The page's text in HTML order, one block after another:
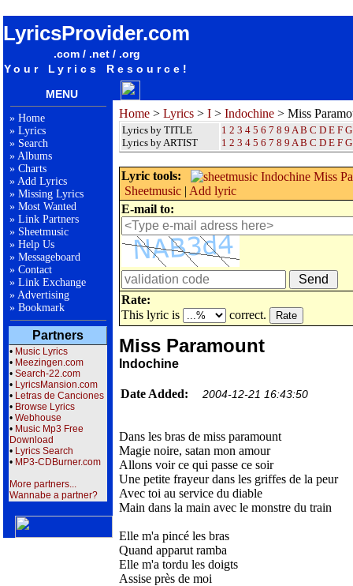
LyricsProvider.com
.com / .net / .org
Your Lyrics Resource!
MENU
» Home
» Lyrics
» Search
» Albums
» Charts
» Add Lyrics
» Missing Lyrics
» Most Wanted
» Link Partners
» Sheetmusic
» Help Us
» Messageboard
» Contact
» Link Exchange
» Advertising
» Bookmark
Partners
• Music Lyrics
• Meezingen.com
• Search-22.com
• LyricsMansion.com
• Letras de Canciones
• Browse Lyrics
• Webhouse
• Music Mp3 Free
Download
• Lyrics Search
• MP3-CDBurner.com
More partners...
Wannabe a partner?
Home > Lyrics > I > Indochine > Miss
Lyrics by TITLE
Lyrics by ARTIST
1 2 3 4 5 6 7 8 9 A B C D E F G
1 2 3 4 5 6 7 8 9 A B C D E F G
Lyric tools:
Sheetmusic | Add lyric
E-mail to:
Rate:
This lyric is
correct.
Miss Paramount
Indochine
Date Added: 2004-12-21 16:43:50
Dans les bras de miss paramount
Magie noire, satan mon amour
Allons voir ce qui passe ce soir
Une petite frayeur dans les griffes de la peur
Avec toi au service du diable
Main dans la main avec le monstre du train
Elle m'a pincé les bras
Quand apparut ramba
Elle m'a tordu les doigts
Assise près de moi